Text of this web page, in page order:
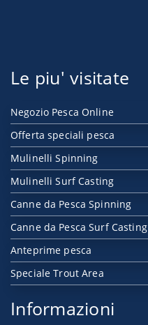
Le piu' visitate
Negozio Pesca Online
Offerta speciali pesca
Mulinelli Spinning
Mulinelli Surf Casting
Canne da Pesca Spinning
Canne da Pesca Surf Casting
Anteprime pesca
Speciale Trout Area
Informazioni